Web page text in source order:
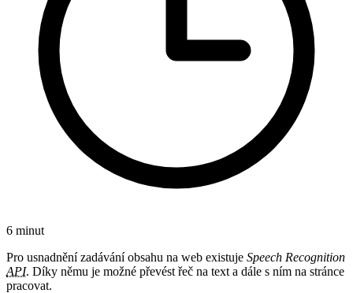
6 minut
Pro usnadnění zadávání obsahu na web existuje Speech Recognition
API. Díky němu je možné převést řeč na text a dále s ním na stránce
pracovat.